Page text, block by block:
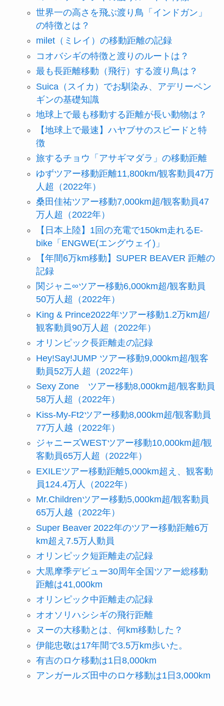
世界一の高さを飛ぶ渡り鳥「インドガン」
の特徴とは？
milet（ミレイ）の移動距離の記録
コオバシギの特徴と渡りのルートは？
最も長距離移動（飛行）する渡り鳥は？
Suica（スイカ）でお馴染み、アデリーペン
ギンの基礎知識
地球上で最も移動する距離が長い動物は？
【地球上で最速】ハヤブサのスピードと特
徴
旅するチョウ「アサギマダラ」の移動距離
ゆずツアー移動距離11,800km/観客動員47万
人超（2022年）
桑田佳祐ツアー移動7,000km超/観客動員47
万人超（2022年）
【日本上陸】1回の充電で150km走れるE-
bike「ENGWE(エングウェイ)」
【年間6万km移動】SUPER BEAVER 距離の
記録
関ジャニ∞ツアー移動6,000km超/観客動員
50万人超（2022年）
King & Prince2022年ツアー移動1.2万km超/
観客動員90万人超（2022年）
オリンピック長距離走の記録
Hey!Say!JUMP ツアー移動9,000km超/観客
動員52万人超（2022年）
Sexy Zone ツアー移動8,000km超/観客動員
58万人超（2022年）
Kiss-My-Ft2ツアー移動8,000km超/観客動員
77万人越（2022年）
ジャニーズWESTツアー移動10,000km超/観
客動員65万人超（2022年）
EXILEツアー移動距離5,000km超え、観客動
員124.4万人（2022年）
Mr.Childrenツアー移動5,000km超/観客動員
65万人越（2022年）
Super Beaver 2022年のツアー移動距離6万
km超え7.5万人動員
オリンピック短距離走の記録
大黒摩季デビュー30周年全国ツアー総移動
距離は41,000km
オリンピック中距離走の記録
オオソリハシシギの飛行距離
ヌーの大移動とは、何km移動した？
伊能忠敬は17年間で3.5万km歩いた。
有吉のロケ移動は1日8,000km
アンガールズ田中のロケ移動は1日3,000km